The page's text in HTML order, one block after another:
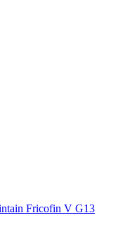
Fricofin V G13